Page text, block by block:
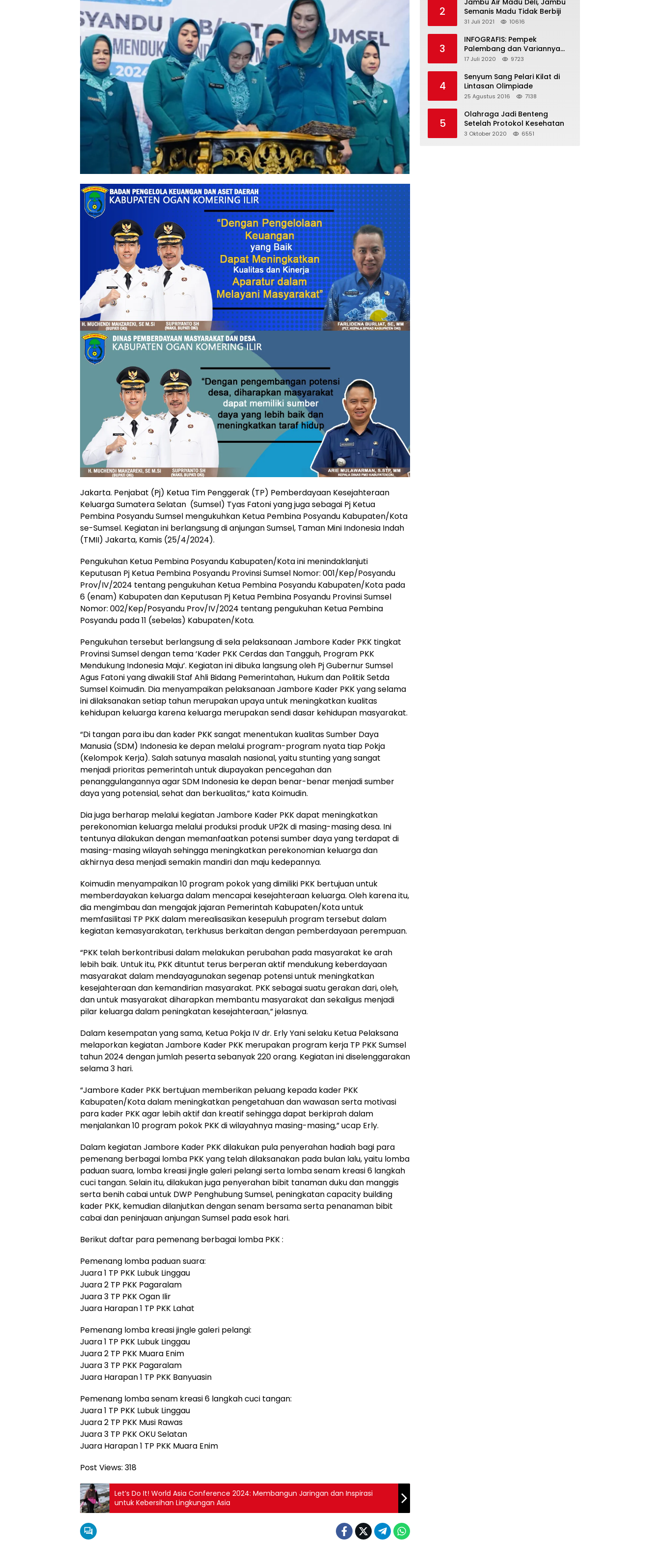
Jakarta. Penjabat (Pj) Ketua Tim Penggerak (TP) Pemberdayaan Kesejahteraan
Keluarga Sumatera Selatan (Sumsel) Tyas Fatoni yang juga sebagai Pj Ketua
Pembina Posyandu Sumsel mengukuhkan Ketua Pembina Posyandu Kabupaten/Kota
se-Sumsel. Kegiatan ini berlangsung di anjungan Sumsel, Taman Mini Indonesia Indah
(TMII) Jakarta, Kamis (25/4/2024).
Pengukuhan Ketua Pembina Posyandu Kabupaten/Kota ini menindaklanjuti
Keputusan Pj Ketua Pembina Posyandu Provinsi Sumsel Nomor: 001/Kep/Posyandu
Prov/IV/2024 tentang pengukuhan Ketua Pembina Posyandu Kabupaten/Kota pada
6 (enam) Kabupaten dan Keputusan Pj Ketua Pembina Posyandu Provinsi Sumsel
Nomor: 002/Kep/Posyandu Prov/IV/2024 tentang pengukuhan Ketua Pembina
Posyandu pada 11 (sebelas) Kabupaten/Kota.
Pengukuhan tersebut berlangsung di sela pelaksanaan Jambore Kader PKK tingkat
Provinsi Sumsel dengan tema ‘Kader PKK Cerdas dan Tangguh, Program PKK
Mendukung Indonesia Maju’. Kegiatan ini dibuka langsung oleh Pj Gubernur Sumsel
Agus Fatoni yang diwakili Staf Ahli Bidang Pemerintahan, Hukum dan Politik Setda
Sumsel Koimudin. Dia menyampaikan pelaksanaan Jambore Kader PKK yang selama
ini dilaksanakan setiap tahun merupakan upaya untuk meningkatkan kualitas
kehidupan keluarga karena keluarga merupakan sendi dasar kehidupan masyarakat.
“Di tangan para ibu dan kader PKK sangat menentukan kualitas Sumber Daya
Manusia (SDM) Indonesia ke depan melalui program-program nyata tiap Pokja
(Kelompok Kerja). Salah satunya masalah nasional, yaitu stunting yang sangat
menjadi prioritas pemerintah untuk diupayakan pencegahan dan
penanggulangannya agar SDM Indonesia ke depan benar-benar menjadi sumber
daya yang potensial, sehat dan berkualitas,” kata Koimudin.
Dia juga berharap melalui kegiatan Jambore Kader PKK dapat meningkatkan
perekonomian keluarga melalui produksi produk UP2K di masing-masing desa. Ini
tentunya dilakukan dengan memanfaatkan potensi sumber daya yang terdapat di
masing-masing wilayah sehingga meningkatkan perekonomian keluarga dan
akhirnya desa menjadi semakin mandiri dan maju kedepannya.
Koimudin menyampaikan 10 program pokok yang dimiliki PKK bertujuan untuk
memberdayakan keluarga dalam mencapai kesejahteraan keluarga. Oleh karena itu,
dia mengimbau dan mengajak jajaran Pemerintah Kabupaten/Kota untuk
memfasilitasi TP PKK dalam merealisasikan kesepuluh program tersebut dalam
kegiatan kemasyarakatan, terkhusus berkaitan dengan pemberdayaan perempuan.
“PKK telah berkontribusi dalam melakukan perubahan pada masyarakat ke arah
lebih baik. Untuk itu, PKK dituntut terus berperan aktif mendukung keberdayaan
masyarakat dalam mendayagunakan segenap potensi untuk meningkatkan
kesejahteraan dan kemandirian masyarakat. PKK sebagai suatu gerakan dari, oleh,
dan untuk masyarakat diharapkan membantu masyarakat dan sekaligus menjadi
pilar keluarga dalam peningkatan kesejahteraan,” jelasnya.
Dalam kesempatan yang sama, Ketua Pokja IV dr. Erly Yani selaku Ketua Pelaksana
melaporkan kegiatan Jambore Kader PKK merupakan program kerja TP PKK Sumsel
tahun 2024 dengan jumlah peserta sebanyak 220 orang. Kegiatan ini diselenggarakan
selama 3 hari.
“Jambore Kader PKK bertujuan memberikan peluang kepada kader PKK
Kabupaten/Kota dalam meningkatkan pengetahuan dan wawasan serta motivasi
para kader PKK agar lebih aktif dan kreatif sehingga dapat berkiprah dalam
menjalankan 10 program pokok PKK di wilayahnya masing-masing,” ucap Erly.
Dalam kegiatan Jambore Kader PKK dilakukan pula penyerahan hadiah bagi para
pemenang berbagai lomba PKK yang telah dilaksanakan pada bulan lalu, yaitu lomba
paduan suara, lomba kreasi jingle galeri pelangi serta lomba senam kreasi 6 langkah
cuci tangan. Selain itu, dilakukan juga penyerahan bibit tanaman duku dan manggis
serta benih cabai untuk DWP Penghubung Sumsel, peningkatan capacity building
kader PKK, kemudian dilanjutkan dengan senam bersama serta penanaman bibit
cabai dan peninjauan anjungan Sumsel pada esok hari.
Berikut daftar para pemenang berbagai lomba PKK :
Pemenang lomba paduan suara:
Juara 1 TP PKK Lubuk Linggau
Juara 2 TP PKK Pagaralam
Juara 3 TP PKK Ogan Ilir
Juara Harapan 1 TP PKK Lahat
Pemenang lomba kreasi jingle galeri pelangi:
Juara 1 TP PKK Lubuk Linggau
Juara 2 TP PKK Muara Enim
Juara 3 TP PKK Pagaralam
Juara Harapan 1 TP PKK Banyuasin
Pemenang lomba senam kreasi 6 langkah cuci tangan:
Juara 1 TP PKK Lubuk Linggau
Juara 2 TP PKK Musi Rawas
Juara 3 TP PKK OKU Selatan
Juara Harapan 1 TP PKK Muara Enim
Post Views: 318
Let’s Do It! World Asia Conference 2024: Membangun Jaringan dan Inspirasi
untuk Kebersihan Lingkungan Asia
2
Jambu Air Madu Deli, Jambu
Semanis Madu Tidak Berbiji
31 Juli 2021 10616
3
INFOGRAFIS: Pempek
Palembang dan Variannya
yang Melegenda
17 Juli 2020 9723
4
Senyum Sang Pelari Kilat di
Lintasan Olimpiade
25 Agustus 2016 7138
5
Olahraga Jadi Benteng
Setelah Protokol Kesehatan
3 Oktober 2020 6551